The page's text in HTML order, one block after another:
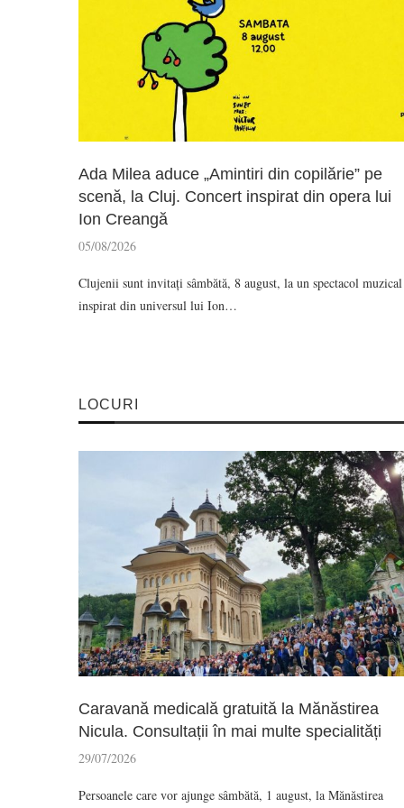
Ada Milea aduce „Amintiri din copilărie” pe
scenă, la Cluj. Concert inspirat din opera lui
Ion Creangă
05/08/2026
Clujenii sunt invitați sâmbătă, 8 august, la un spectacol muzical
inspirat din universul lui Ion…
LOCURI
Caravană medicală gratuită la Mănăstirea
Nicula. Consultații în mai multe specialități
29/07/2026
Persoanele care vor ajunge sâmbătă, 1 august, la Mănăstirea